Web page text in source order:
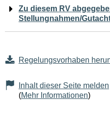
Zu diesem RV
Stellungnahmen/
Regelungsvorhaben
Inhalt dieser Seite melden
(Mehr Informationen)